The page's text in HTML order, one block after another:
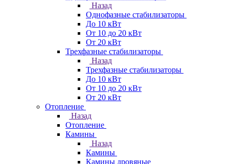
Назад
Однофазные стабилизаторы
До 10 кВт
От 10 до 20 кВт
От 20 кВт
Трехфазные стабилизаторы
Назад
Трехфазные стабилизаторы
До 10 кВт
От 10 до 20 кВт
От 20 кВт
Отопление
Назад
Отопление
Камины
Назад
Камины
Камины дровяные